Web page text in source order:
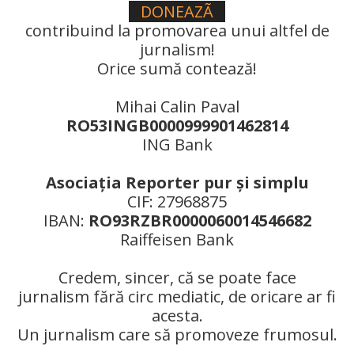
DONEAZÃ
contribuind la promovarea unui altfel de
jurnalism!
Orice sumă contează!
Mihai Calin Paval
RO53INGB0000999901462814
ING Bank
Asociaţia Reporter pur şi simplu
CIF: 27968875
IBAN: RO93RZBR0000060014546682
Raiffeisen Bank
Credem, sincer, că se poate face
jurnalism fără circ mediatic, de oricare ar fi
acesta.
Un jurnalism care să promoveze frumosul.